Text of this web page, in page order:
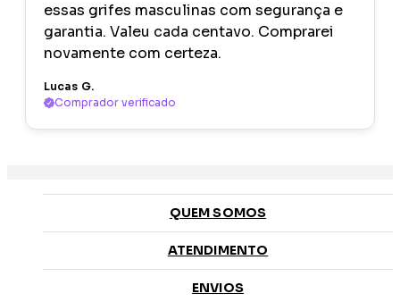
essas grifes masculinas com segurança e
garantia. Valeu cada centavo. Comprarei
novamente com certeza.
Lucas G.
Comprador verificado
QUEM SOMOS
ATENDIMENTO
ENVIOS